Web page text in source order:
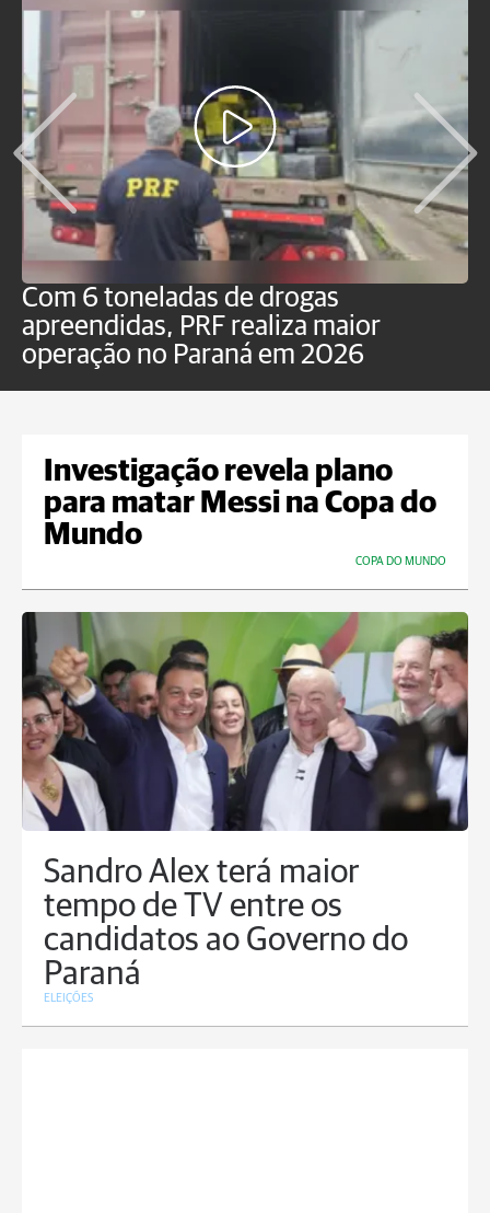
Com 6 toneladas de drogas
apreendidas, PRF realiza maior
operação no Paraná em 2026
Investigação revela plano
para matar Messi na Copa do
Mundo
COPA DO MUNDO
Sandro Alex terá maior
tempo de TV entre os
candidatos ao Governo do
Paraná
ELEIÇÕES